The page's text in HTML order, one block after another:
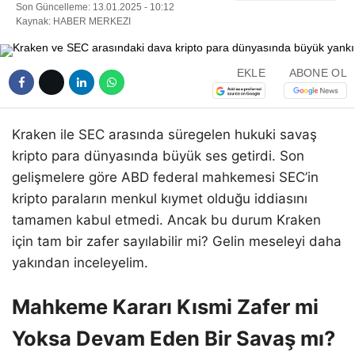
Son Güncelleme: 13.01.2025 - 10:12
Kaynak: HABER MERKEZI
EKLE ABONE OL
Kraken ile SEC arasında süregelen hukuki savaş
kripto para dünyasında büyük ses getirdi. Son
gelişmelere göre ABD federal mahkemesi SEC’in
kripto paraların menkul kıymet olduğu iddiasını
tamamen kabul etmedi. Ancak bu durum Kraken
için tam bir zafer sayılabilir mi? Gelin meseleyi daha
yakından inceleyelim.
Mahkeme Kararı Kısmi Zafer mi
Yoksa Devam Eden Bir Savaş mı?